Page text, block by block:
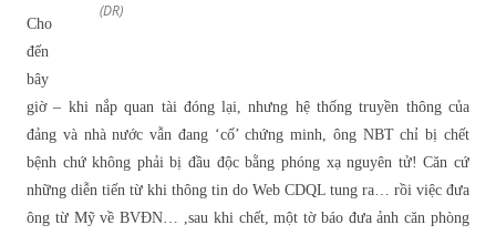
(DR)
Cho
đến
bây
giờ – khi nắp quan tài đóng lại, nhưng hệ thống truyền thông của
đảng và nhà nước vẫn đang ‘cố’ chứng minh, ông NBT chỉ bị chết
bệnh chứ không phải bị đầu độc bằng phóng xạ nguyên tử! Căn cứ
những diễn tiến từ khi thông tin do Web CDQL tung ra… rồi việc đưa
ông từ Mỹ về BVĐN… ,sau khi chết, một tờ báo đưa ảnh căn phòng